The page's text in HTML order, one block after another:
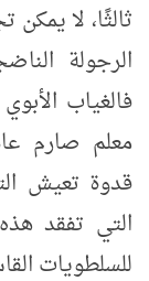
ثالثًا، لا
الرجولة
فالغياب
معلم صارم
قدوة تعيش
التي تفقد
للسلطويات